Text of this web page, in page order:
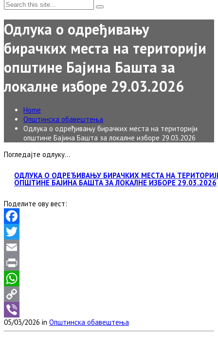
Одлука о одређивању
бирачких места на територији
општине Бајина Башта за
локалне изборе 29.03.2026
Home
Општинска обавештења
Одлука о одређивању бирачких места на територији
општине Бајина Башта за локалне изборе 29.03.2026
Погледајте одлуку…
ОДЛУКА О ОДРЕЂИВАЊУ БИРАЧКИХ МЕСТА НА
ОПШТИНЕ БАЈИНА БАШТА ЗА ЛОКАЛНЕ ИЗБОРЕ 29.03.2026
Поделите ову вест:
Facebook
Twitter
Email
Print
WhatsApp
Copy
Link
Viber
05/03/2026 in Општинска обавештења